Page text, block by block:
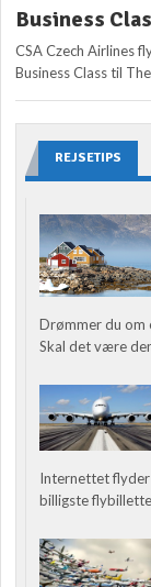
Business
CSA Czech Airlines
Business Class til
REJSETIPS
Drømmer du om
Skal det være
Internettet flyder
billigste